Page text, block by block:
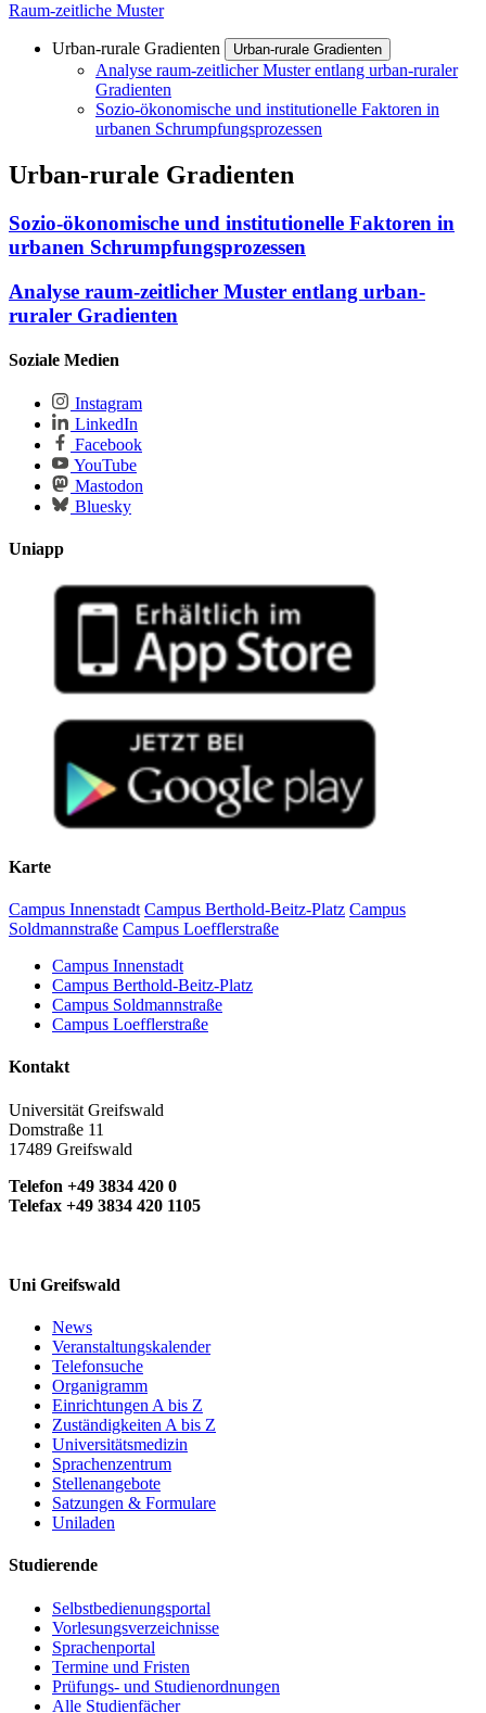
Raum-zeitliche Muster
Urban-rurale Gradienten Urban-rurale Gradienten
Analyse raum-zeitlicher Muster entlang urban-ruraler
Gradienten
Sozio-ökonomische und institutionelle Faktoren in
urbanen Schrumpfungsprozessen
Urban-rurale Gradienten
Sozio-ökonomische und institutionelle Faktoren in
urbanen Schrumpfungsprozessen
Analyse raum-zeitlicher Muster entlang urban-
ruraler Gradienten
Soziale Medien
Instagram
LinkedIn
Facebook
YouTube
Mastodon
Bluesky
Uniapp
Karte
Campus Innenstadt Campus Berthold-Beitz-Platz Campus
Soldmannstraße Campus Loefflerstraße
Campus Innenstadt
Campus Berthold-Beitz-Platz
Campus Soldmannstraße
Campus Loefflerstraße
Kontakt
Universität Greifswald
Domstraße 11
17489 Greifswald
Telefon +49 3834 420 0
Telefax +49 3834 420 1105
Uni Greifswald
News
Veranstaltungskalender
Telefonsuche
Organigramm
Einrichtungen A bis Z
Zuständigkeiten A bis Z
Universitätsmedizin
Sprachenzentrum
Stellenangebote
Satzungen & Formulare
Uniladen
Studierende
Selbstbedienungsportal
Vorlesungsverzeichnisse
Sprachenportal
Termine und Fristen
Prüfungs- und Studienordnungen
Alle Studienfächer